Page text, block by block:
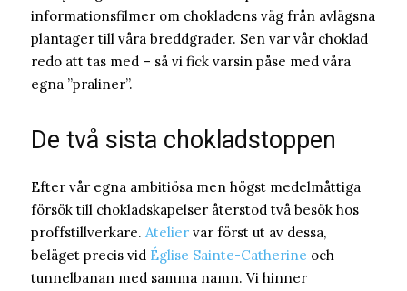
informationsfilmer om chokladens väg från avlägsna
plantager till våra breddgrader. Sen var vår choklad
redo att tas med – så vi fick varsin påse med våra
egna ”praliner”.
De två sista chokladstoppen
Efter vår egna ambitiösa men högst medelmåttiga
försök till chokladskapelser återstod två besök hos
proffstillverkare. Atelier var först ut av dessa,
beläget precis vid Église Sainte-Catherine och
tunnelbanan med samma namn. Vi hinner